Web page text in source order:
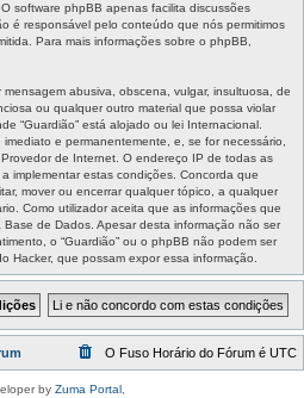
. O software phpBB apenas facilita discussões
é responsável pelo conteúdo que nós permitimos
Para mais informações sobre o phpBB,
abusiva, obscena, vulgar, insultuosa, de
ou qualquer outro material que possa violar
“Guardião” está alojado ou lei Internacional.
e permanentemente, e, se for necessário,
de Internet. O endereço IP de todas as
implementar estas condições. Concorda que
mover ou encerrar qualquer tópico, a qualquer
Como utilizador aceita que as informações que
de Dados. Apesar desta informação não ser
o “Guardião” ou o phpBB não podem ser
Hacker, que possam expor essa informação.
O Fuso Horário do Fórum é UTC
by Zuma Portal